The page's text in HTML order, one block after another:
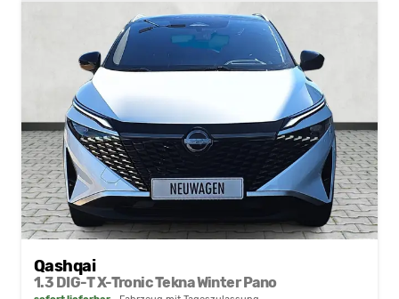
Qashqai
1.3 DIG-T X-Tronic Tekna Winter Pano